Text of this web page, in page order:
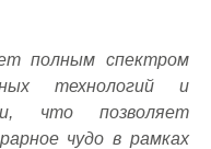
полным спектром
технологий и
что позволяет
чудо в рамках